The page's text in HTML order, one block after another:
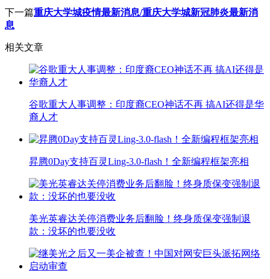
下一篇重庆大学城疫情最新消息/重庆大学城新冠肺炎最新消
息
相关文章
谷歌重大人事调整：印度裔CEO神话不再 搞AI还得是华
裔人才
昇腾0Day支持百灵Ling-3.0-flash！全新编程框架亮相
美光英睿达关停消费业务后翻脸！终身质保变强制退
款：没坏的也要没收